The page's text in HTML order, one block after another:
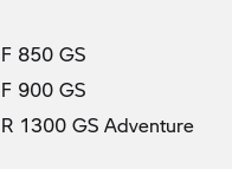
F 850 GS
F 900 GS
R 1300 GS Adventure